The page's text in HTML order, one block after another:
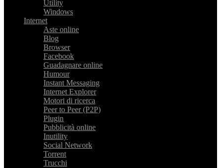
Utility
Windows
Internet
Aste online
Blog
Browser
Facebook
Guadagnare online
Humour
Instant Messaging
Internet Explorer
Motori di ricerca
Peer to Peer (P2P)
Plugin
Pubblicità online
Inutility
Social Network
Torrent
Trucchi